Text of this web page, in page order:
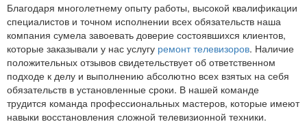
Благодаря многолетнему опыту работы, высокой квалификации
специалистов и точном исполнении всех обязательств наша
компания сумела завоевать доверие состоявшихся клиентов,
которые заказывали у нас услугу ремонт телевизоров. Наличие
положительных отзывов свидетельствует об ответственном
подходе к делу и выполнению абсолютно всех взятых на себя
обязательств в установленные сроки. В нашей команде
трудится команда профессиональных мастеров, которые имеют
навыки восстановления сложной телевизионной техники.